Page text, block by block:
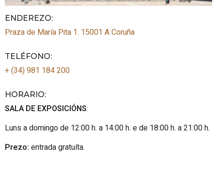
ENDEREZO:
Praza de María Pita 1. 15001 A Coruña
TELÉFONO:
+ (34) 981 184 200
HORARIO:
SALA DE EXPOSICIÓNS:
Luns a domingo de 12:00 h. a 14:00 h. e de 18:00 h. a 21:00 h.
Prezo: entrada gratuíta.